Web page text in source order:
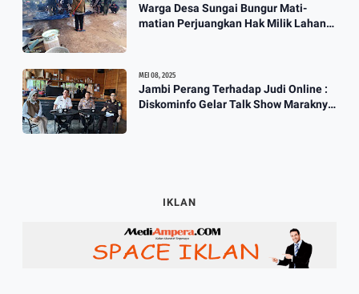
Warga Desa Sungai Bungur Mati-
matian Perjuangkan Hak Milik Lahan
MEI 08, 2025
Jambi Perang Terhadap Judi Online :
Diskominfo Gelar Talk Show Maraknya
IKLAN